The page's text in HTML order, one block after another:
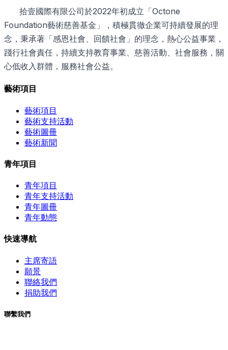
拾壹國際有限公司於2022年初成立「Octone
Foundation藝術慈善基金」，積極貫徹企業可持續發展的理
念，秉承著「感恩社會、回饋社會」的理念，熱心公益事業，
踐行社會責任，持續支持教育事業、慈善活動、社會服務，關
心低收入群體，服務社會公益。
藝術項目
藝術項目
藝術支持活動
藝術圖冊
藝術新聞
青年項目
青年項目
青年支持活動
青年圖冊
青年動態
快速導航
主席寄語
願景
聯絡我們
捐助我們
聯繫我們